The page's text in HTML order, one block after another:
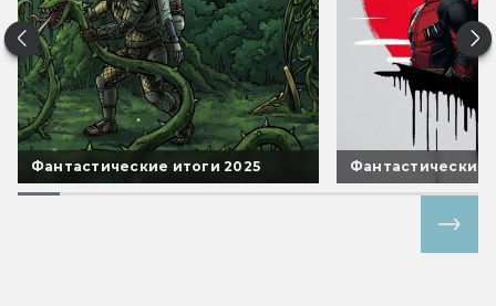
Фантастические итоги 2025 Фантастические